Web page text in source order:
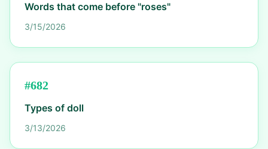
Words that come before "roses"
3/15/2026
#682
Types of doll
3/13/2026